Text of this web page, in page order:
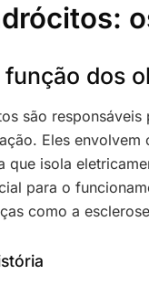
dos
são
Eles
que isola
para o
como a